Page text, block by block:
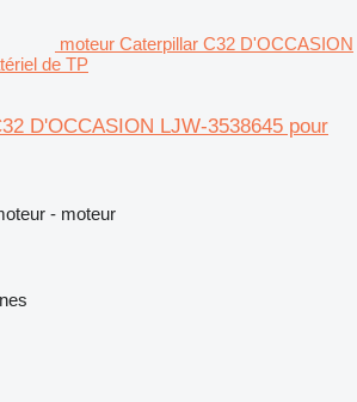
moteur Caterpillar C32 D'OCCASION
de TP
D'OCCASION LJW-3538645 pour
- moteur